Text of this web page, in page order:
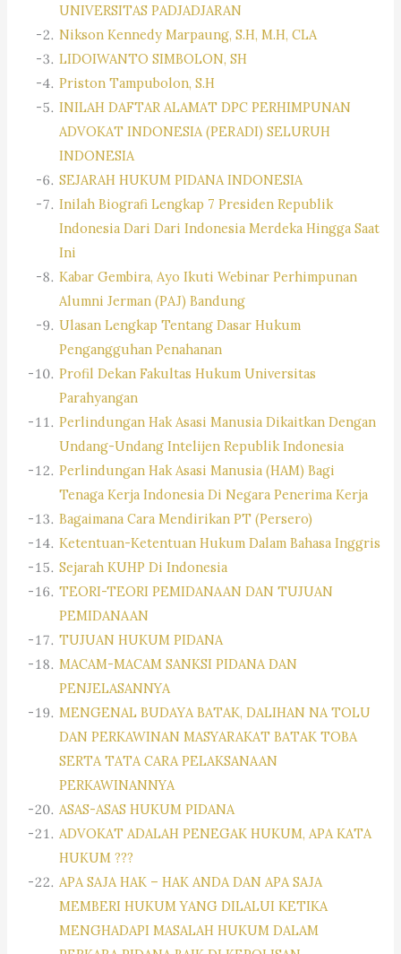
UNIVERSITAS PADJADJARAN
Nikson Kennedy Marpaung, S.H, M.H, CLA
LIDOIWANTO SIMBOLON, SH
Priston Tampubolon, S.H
INILAH DAFTAR ALAMAT DPC PERHIMPUNAN
ADVOKAT INDONESIA (PERADI) SELURUH
INDONESIA
SEJARAH HUKUM PIDANA INDONESIA
Inilah Biografi Lengkap 7 Presiden Republik
Indonesia Dari Dari Indonesia Merdeka Hingga Saat
Ini
Kabar Gembira, Ayo Ikuti Webinar Perhimpunan
Alumni Jerman (PAJ) Bandung
Ulasan Lengkap Tentang Dasar Hukum
Pengangguhan Penahanan
Profil Dekan Fakultas Hukum Universitas
Parahyangan
Perlindungan Hak Asasi Manusia Dikaitkan Dengan
Undang-Undang Intelijen Republik Indonesia
Perlindungan Hak Asasi Manusia (HAM) Bagi
Tenaga Kerja Indonesia Di Negara Penerima Kerja
Bagaimana Cara Mendirikan PT (Persero)
Ketentuan-Ketentuan Hukum Dalam Bahasa Inggris
Sejarah KUHP Di Indonesia
TEORI-TEORI PEMIDANAAN DAN TUJUAN
PEMIDANAAN
TUJUAN HUKUM PIDANA
MACAM-MACAM SANKSI PIDANA DAN
PENJELASANNYA
MENGENAL BUDAYA BATAK, DALIHAN NA TOLU
DAN PERKAWINAN MASYARAKAT BATAK TOBA
SERTA TATA CARA PELAKSANAAN
PERKAWINANNYA
ASAS-ASAS HUKUM PIDANA
ADVOKAT ADALAH PENEGAK HUKUM, APA KATA
HUKUM ???
APA SAJA HAK – HAK ANDA DAN APA SAJA
MEMBERI HUKUM YANG DILALUI KETIKA
MENGHADAPI MASALAH HUKUM DALAM